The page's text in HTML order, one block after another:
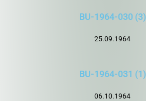
BU-1964-030 (3)
25.09.1964
BU-1964-031 (1)
06.10.1964